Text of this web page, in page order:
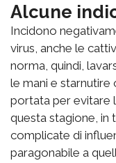
Alcune
Incidono
virus, anche le
norma, quindi,
le mani e
portata per evitare
questa stagione, in
complicate di
paragonabile a